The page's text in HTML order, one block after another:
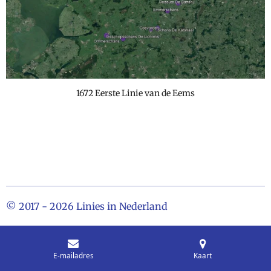
1672 Eerste Linie van de Eems
© 2017 - 2026 Linies in Nederland
E-mailadres Kaart